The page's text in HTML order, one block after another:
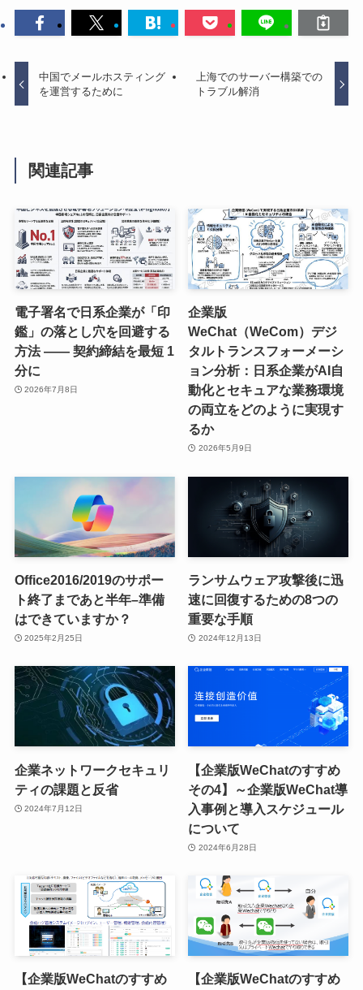
中国でメールホスティング
を運営するために
上海でのサーバー構築での
トラブル解消
関連記事
電子署名で日系企業が「印
鑑」の落とし穴を回避する
方法 —— 契約締結を最短 1
分に
2026年7月8日
企業版
WeChat（WeCom）デジ
タルトランスフォーメーシ
ョン分析：日系企業がAI自
動化とセキュアな業務環境
の両立をどのように実現す
るか
2026年5月9日
Office2016/2019のサポー
ト終了まであと半年–準備
はできていますか？
2025年2月25日
ランサムウェア攻撃後に迅
速に回復するための8つの
重要な手順
2024年12月13日
企業ネットワークセキュリ
ティの課題と反省
2024年7月12日
【企業版WeChatのすすめ
その4】～企業版WeChat導
入事例と導入スケジュール
について
2024年6月28日
【企業版WeChatのすすめ
【企業版WeChatのすすめ